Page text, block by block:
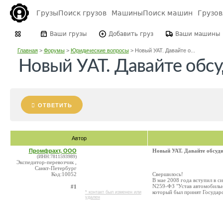
ГрузыПоиск грузов МашиныПоиск машин
Ваши грузы Добавить груз Ваши машины
Главная> Форумы> Юридические вопросы> Новый УАТ. Давайте о...
Новый УАТ. Давайте
ОТВЕТИТЬ
Автор
Промфрахт, ООО
(ИНН:7811593989)
Экспедитор-перевозчик ,
Санкт-Петербург
Код:10052
#1
* контакт был изменен или
удален
Новый УАТ. Давайте
Свершилось!
В мае 2008 года вступил в
N259-ФЗ "Устав
который был принят